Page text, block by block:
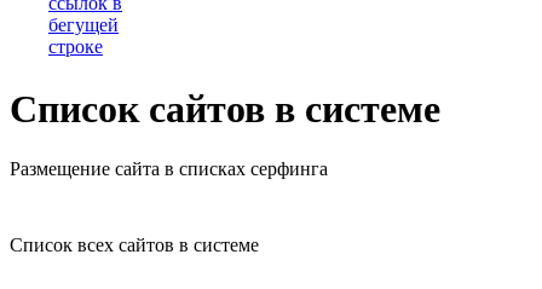
Список сайтов в системе
Размещение сайта в списках серфинга
Список всех сайтов в системе